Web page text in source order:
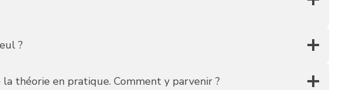
?
théorie en pratique. Comment y parvenir ?